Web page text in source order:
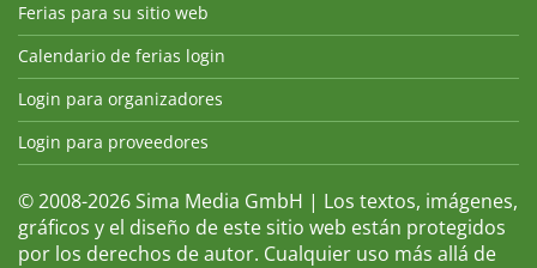
Ferias para su sitio web
Calendario de ferias login
Login para organizadores
Login para proveedores
© 2008-2026 Sima Media GmbH | Los textos, imágenes,
gráficos y el diseño de este sitio web están protegidos
por los derechos de autor. Cualquier uso más allá de